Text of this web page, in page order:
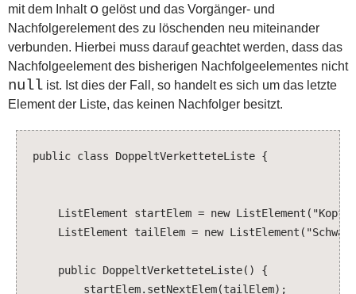
mit dem Inhalt o gelöst und das Vorgänger- und
Nachfolgerelement des zu löschenden neu miteinander
verbunden. Hierbei muss darauf geachtet werden, dass das
Nachfolgeelement des bisherigen Nachfolgeelementes nicht
null ist. Ist dies der Fall, so handelt es sich um das letzte
Element der Liste, das keinen Nachfolger besitzt.
public class DoppeltVerketteteListe {
ListElement startElem = new
ListElement tailElem = new
public DoppeltVerketteteListe() {
startElem.setNextElem(tailElem);